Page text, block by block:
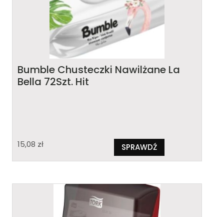
Bumble Chusteczki Nawilżane La
Bella 72Szt. Hit
15,08 zł SPRAWDŹ